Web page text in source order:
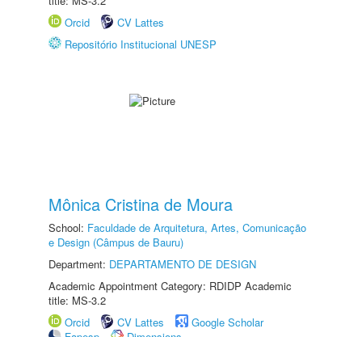
Orcid
CV Lattes
Repositório Institucional UNESP
Mônica Cristina de Moura
School: Faculdade de Arquitetura, Artes, Comunicação
e Design (Câmpus de Bauru)
Department: DEPARTAMENTO DE DESIGN
Academic Appointment Category: RDIDP Academic
title: MS-3.2
Orcid
CV Lattes
Google Scholar